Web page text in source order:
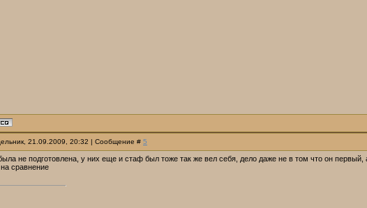
21.09.2009, 20:32 | Сообщение # 5
не подготовлена, у них еще и стаф был тоже так же вел себя, дело даже не в том что он первый,
сравнение